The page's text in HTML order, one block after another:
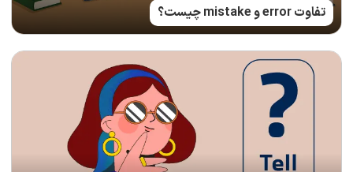
تفاوت error و mistake چیست؟